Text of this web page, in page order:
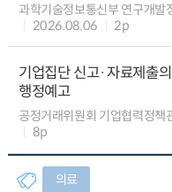
과학기술정보통신부 연구개발
2026.08.06
2p
기업집단 신고·자료제출
행정예고
공정거래위원회 기업협력정책
8p
의료